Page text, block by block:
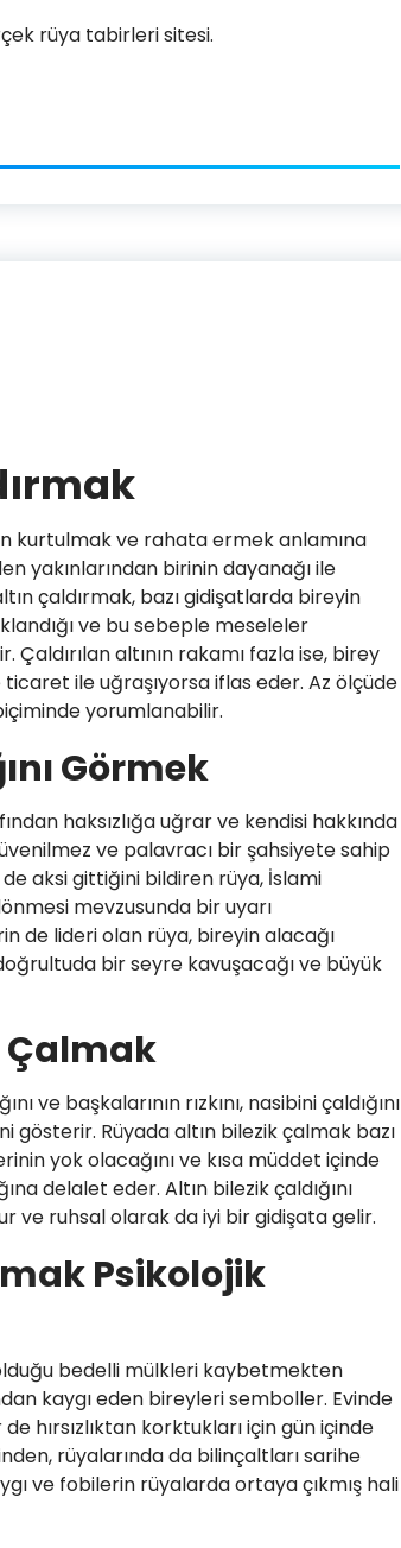
rüya tabirleri sitesi.
kurtulmak ve rahata ermek anlamına
yakınlarından birinin dayanağı ile
çaldırmak, bazı gidişatlarda bireyin
ve bu sebeple meseleler
altının rakamı fazla ise, birey
ticaret ile uğraşıyorsa iflas eder. Az ölçüde
yorumlanabilir.
Görmek
haksızlığa uğrar ve kendisi hakkında
ve palavracı bir şahsiyete sahip
aksi gittiğini bildiren rüya, İslami
mevzusunda bir uyarı
de lideri olan rüya, bireyin alacağı
bir seyre kavuşacağı ve büyük
Çalmak
ve başkalarının rızkını, nasibini çaldığını
gösterir. Rüyada altın bilezik çalmak bazı
yok olacağını ve kısa müddet içinde
delalet eder. Altın bilezik çaldığını
ve ruhsal olarak da iyi bir gidişata gelir.
Psikolojik
bedelli mülkleri kaybetmekten
kaygı eden bireyleri semboller. Evinde
hırsızlıktan korktukları için gün içinde
rüyalarında da bilinçaltları sarihe
ve fobilerin rüyalarda ortaya çıkmış hali